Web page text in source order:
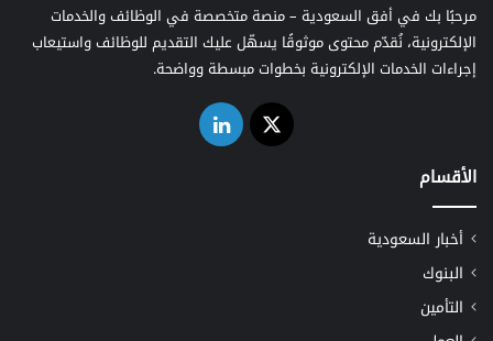
مرحبًا بك في أفق السعودية – منصة متخصصة في الوظائف والخدمات
الإلكترونية، نُقدّم محتوى موثوقًا يسهّل عليك التقديم للوظائف واستيعاب
إجراءات الخدمات الإلكترونية بخطوات مبسطة وواضحة.
‫X لينكدإن
الأقسام
أخبار السعودية
البنوك
التأمين